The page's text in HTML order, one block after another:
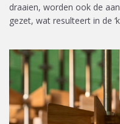
draaien, worden ook de
gezet, wat resulteert in de